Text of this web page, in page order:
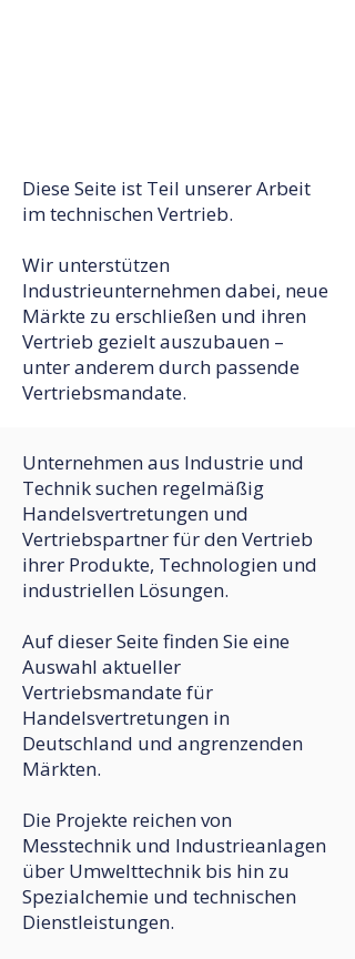
Diese Seite ist Teil unserer Arbeit
im technischen Vertrieb.
Wir unterstützen
Industrieunternehmen dabei, neue
Märkte zu erschließen und ihren
Vertrieb gezielt auszubauen –
unter anderem durch passende
Vertriebsmandate.
Unternehmen aus Industrie und
Technik suchen regelmäßig
Handelsvertretungen und
Vertriebspartner für den Vertrieb
ihrer Produkte, Technologien und
industriellen Lösungen.
Auf dieser Seite finden Sie eine
Auswahl aktueller
Vertriebsmandate für
Handelsvertretungen in
Deutschland und angrenzenden
Märkten.
Die Projekte reichen von
Messtechnik und Industrieanlagen
über Umwelttechnik bis hin zu
Spezialchemie und technischen
Dienstleistungen.